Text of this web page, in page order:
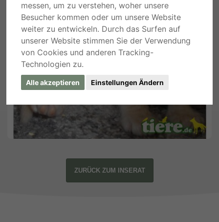
messen, um zu verstehen, woher unsere
Besucher kommen oder um unsere Website
weiter zu entwickeln. Durch das Surfen auf
unserer Website stimmen Sie der Verwendung
von Cookies und anderen Tracking-
Technologien zu.
Alle akzeptieren Einstellungen Ändern
ZURÜCK ZUM INSERAT